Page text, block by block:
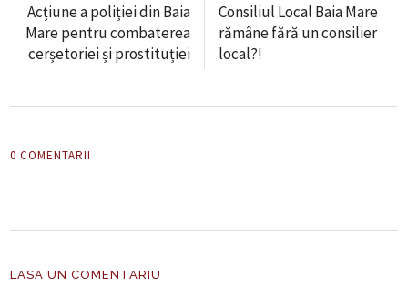
Acțiune a poliției din Baia
Mare pentru combaterea
cerșetoriei și prostituției
Consiliul Local Baia Mare
rămâne fără un consilier
local?!
0 COMENTARII
LASA UN COMENTARIU